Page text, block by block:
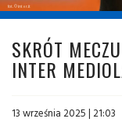
fot. © inter.it
SKRÓT
INTER
13 września 2025 | 21:03